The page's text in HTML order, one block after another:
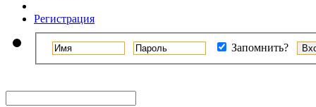
Регистрация
Запомнить?